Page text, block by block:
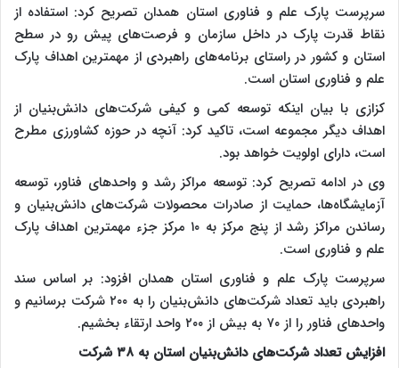
سرپرست پارک علم و فناوری استان همدان تصریح کرد: استفاده از
نقاط قدرت پارک در داخل سازمان و فرصت‌های پیش رو در سطح
استان و کشور در راستای برنامه‌های راهبردی از مهمترین اهداف پارک
علم و فناوری استان است.
کزازی با بیان اینکه توسعه کمی و کیفی شرکت‌های دانش‌بنیان از
اهداف دیگر مجموعه است، تاکید کرد: آنچه در حوزه کشاورزی مطرح
است، دارای اولویت خواهد بود.
وی در ادامه تصریح کرد: توسعه مراکز رشد و واحدهای فناور، توسعه
آزمایشگاه‌ها، حمایت از صادرات محصولات شرکت‌های دانش‌بنیان و
رساندن مراکز رشد از پنج مرکز به ۱۰ مرکز جزء مهمترین اهداف پارک
علم و فناوری است.
سرپرست پارک علم و فناوری استان همدان افزود: بر اساس سند
راهبردی باید تعداد شرکت‌های دانش‌بنیان را به ۲۰۰ شرکت برسانیم و
واحدهای فناور را از ۷۰ به بیش از ۲۰۰ واحد ارتقاء بخشیم.
افزایش تعداد شرکت‌های دانش‌بنیان استان به ۳۸ شرکت